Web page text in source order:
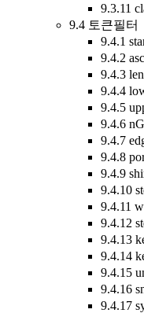
9.3.11
9.4 토큰필터
9.4.1
9.4.2
9.4.3
9.4.4
9.4.5
9.4.6
9.4.7
9.4.8
9.4.9
9.4.10
9.4.11
9.4.12
9.4.13
9.4.14
9.4.15
9.4.16
9.4.17